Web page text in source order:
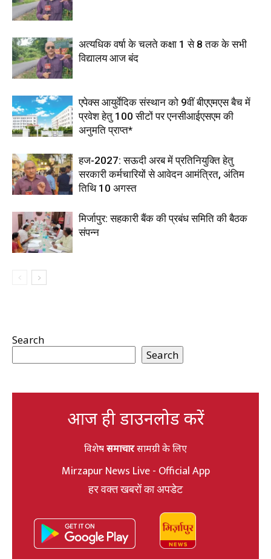
अत्यधिक वर्षा के चलते कक्षा 1 से 8 तक के सभी
विद्यालय आज बंद
एपेक्स आयुर्वेदिक संस्थान को 9वीं बीएएमएस बैच में
प्रवेश हेतु 100 सीटों पर एनसीआईएसएम की
अनुमति प्राप्त*
हज-2027: सऊदी अरब में प्रतिनियुक्ति हेतु
सरकारी कर्मचारियों से आवेदन आमंत्रित, अंतिम
तिथि 10 अगस्त
मिर्जापुर: सहकारी बैंक की प्रबंध समिति की बैठक
संपन्न
Search
Search
आज ही डाउनलोड करें
विशेषसमाचारसामग्री के लिए
Mirzapur News Live - Official App
हर वक्त खबरों का अपडेट